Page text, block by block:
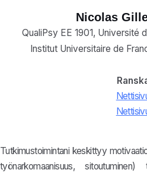
Nicolas
QualiPsy EE 1901, Université
Institut Universitaire de
Tutkimustoimintani keskittyy
työnarkomaanisuus,